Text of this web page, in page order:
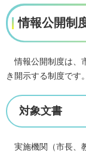
情報公開制
情報公開制度は、
き開示する制度です。
対象文書
実施機関（市長、